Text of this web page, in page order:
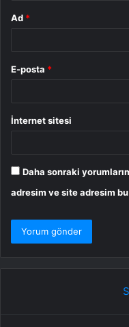
Ad *
E-posta *
İnternet sitesi
Daha sonraki
adresim ve site adresim